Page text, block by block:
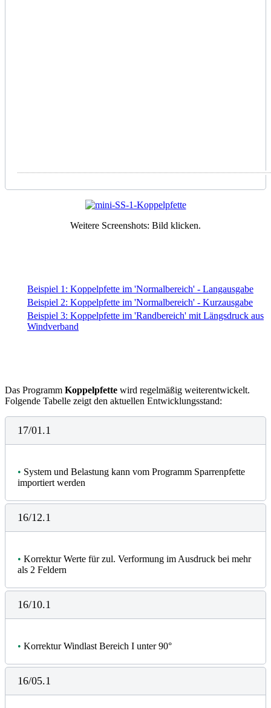
Weitere Screenshots: Bild klicken.
Beispiel 1: Koppelpfette im 'Normalbereich' - Langausgabe
Beispiel 2: Koppelpfette im 'Normalbereich' - Kurzausgabe
Beispiel 3: Koppelpfette im 'Randbereich' mit Längsdruck aus
Windverband
Das Programm Koppelpfette wird regelmäßig weiterentwickelt.
Folgende Tabelle zeigt den aktuellen Entwicklungsstand:
17/01.1
• System und Belastung kann vom Programm Sparrenpfette
importiert werden
16/12.1
• Korrektur Werte für zul. Verformung im Ausdruck bei mehr
als 2 Feldern
16/10.1
• Korrektur Windlast Bereich I unter 90°
16/05.1